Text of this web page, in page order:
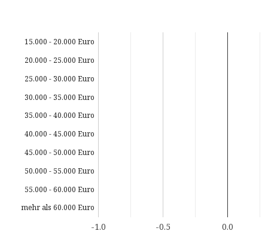
-1.0 -0.5 0.0
15.000 - 20.000 Euro
20.000 - 25.000 Euro
25.000 - 30.000 Euro
30.000 - 35.000 Euro
35.000 - 40.000 Euro
40.000 - 45.000 Euro
45.000 - 50.000 Euro
50.000 - 55.000 Euro
55.000 - 60.000 Euro
mehr als 60.000 Euro